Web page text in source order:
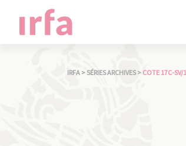
IRFA >SÉRIES ARCHIVES > COTE 17C-